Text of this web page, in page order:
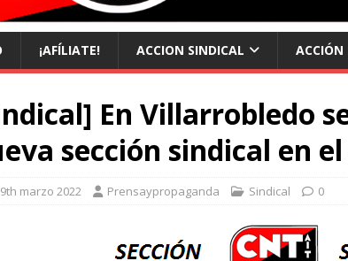
¡AFÍLIATE! ACCION SINDICAL ACCIÓN
En Villarrobledo
sección sindical en
marzo 2022 Prensaypropaganda Sindical 0